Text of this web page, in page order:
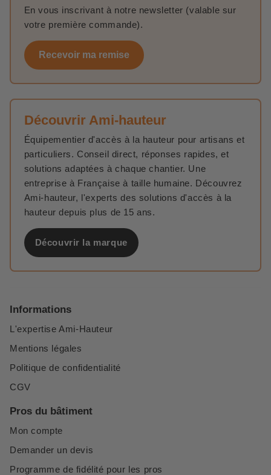
En vous inscrivant à notre newsletter (valable sur
votre première commande).
Recevoir ma remise
Découvrir Ami-hauteur
Équipementier d'accès à la hauteur pour artisans et
particuliers. Conseil direct, réponses rapides, et
solutions adaptées à chaque chantier. Une
entreprise à Française à taille humaine. Découvrez
Ami-hauteur, l'experts des solutions d'accès à la
hauteur depuis plus de 15 ans.
Découvrir la marque
Informations
L'expertise Ami-Hauteur
Mentions légales
Politique de confidentialité
CGV
Pros du bâtiment
Mon compte
Demander un devis
Programme de fidélité pour les pros